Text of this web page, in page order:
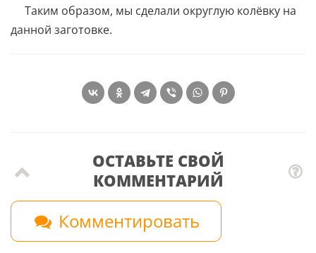
Таким образом, мы сделали округлую колёвку на
данной заготовке.
ОСТАВЬТЕ СВОЙ
КОММЕНТАРИЙ
Комментировать